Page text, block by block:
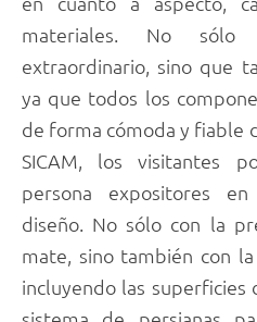
materiales. No
extraordinario, sino que
ya que todos los
de forma cómoda y fiable
SICAM, los visitantes
persona expositores
diseño. No sólo con la
mate, sino también con
incluyendo las superficies